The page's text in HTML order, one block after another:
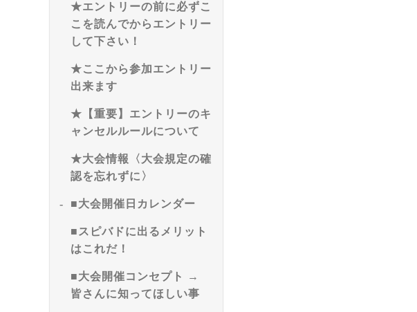
★エントリーの前に必ずこ
こを読んでからエントリー
して下さい！
★ここから参加エントリー
出来ます
★【重要】エントリーのキ
ャンセルルールについて
★大会情報〈大会規定の確
認を忘れずに〉
■大会開催日カレンダー
■スピバドに出るメリット
はこれだ！
■大会開催コンセプト →
皆さんに知ってほしい事